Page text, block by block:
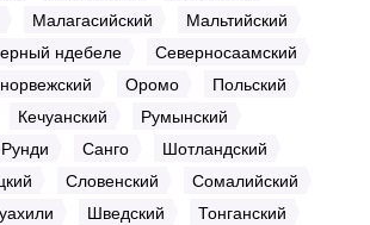
Малагасийский
Мальтийский
ндебеле
Северносаамский
Оромо
Польский
Кечуанский
Румынский
Рунди Санго
Шотландский
Словенский
Сомалийский
Шведский
Тонганский